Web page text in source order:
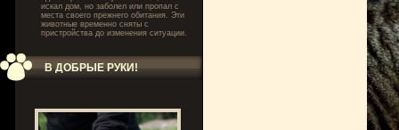
искал дом, но заболел или пропал с
места своего прежнего обитания. Эти
животные временно сняты с
пристройства до изменения ситуации.
В ДОБРЫЕ РУКИ!